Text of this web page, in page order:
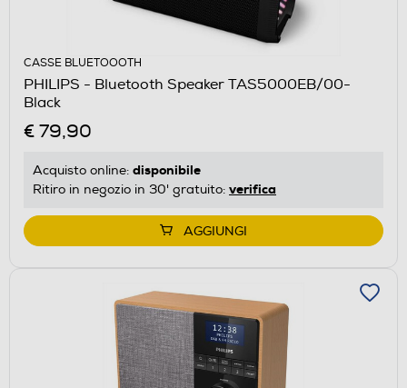
CASSE BLUETOOOTH
PHILIPS - Bluetooth Speaker TAS5000EB/00-
Black
€ 79,90
Acquisto online: disponibile
Ritiro in negozio in 30' gratuito: verifica
AGGIUNGI